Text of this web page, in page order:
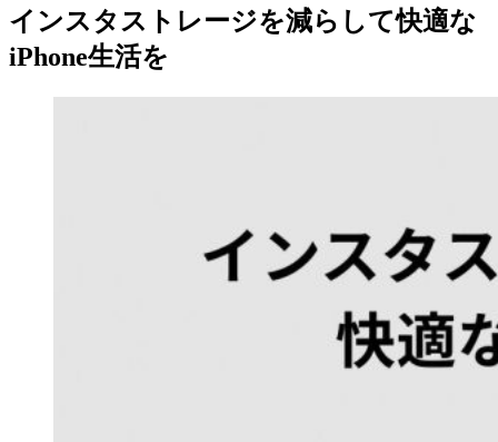
インスタストレージを減らして快適な
iPhone生活を